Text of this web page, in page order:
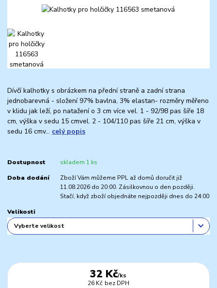
Dívčí kalhotky s obrázkem na přední straně a zadní strana
jednobarevná - složení 97% bavlna, 3% elastan- rozměry měřeno
v klidu jak leží, po natažení o 3 cm více vel. 1 - 92/98 pas šíře 18
cm, výška v sedu 15 cmvel. 2 - 104/110 pas šíře 21 cm, výška v
sedu 16 cmv... celý popis
Dostupnost skladem 1 ks
Doba dodání
Zboží Vám můžeme PPL až domů doručit již
11.08.2026 do 20:00. Zásilkovnou o den později.
Stačí, když zboží objednáte nejpozději dnes do 24:00
Velikosti
32 Kč/ks
26 Kč bez DPH